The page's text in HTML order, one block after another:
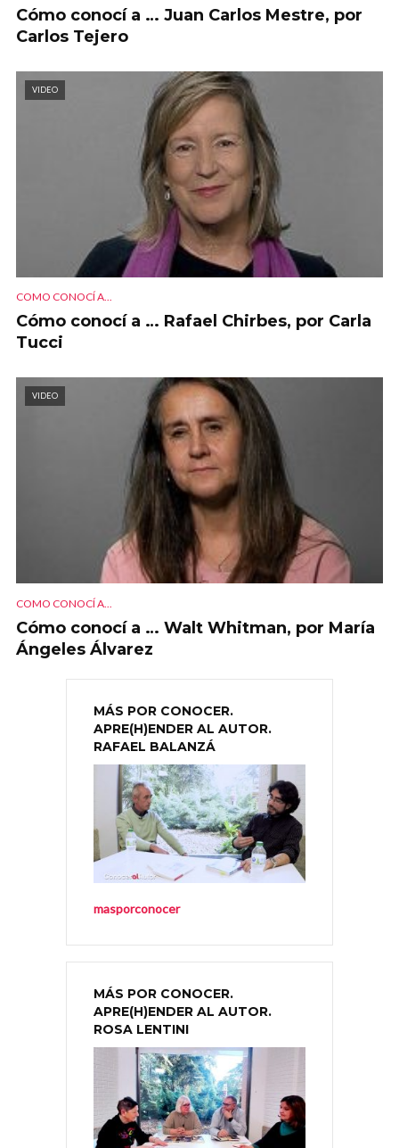
Cómo conocí a … Juan Carlos Mestre, por
Carlos Tejero
VIDEO
COMO CONOCÍ A...
Cómo conocí a … Rafael Chirbes, por Carla
Tucci
VIDEO
COMO CONOCÍ A...
Cómo conocí a … Walt Whitman, por María
Ángeles Álvarez
MÁS POR CONOCER.
APRE(H)ENDER AL AUTOR.
RAFAEL BALANZÁ
masporconocer
MÁS POR CONOCER.
APRE(H)ENDER AL AUTOR.
ROSA LENTINI